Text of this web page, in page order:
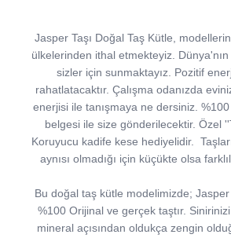
Jasper Taşı Doğal Taş Kütle,
ülkelerinden ithal etmekteyiz. Dünya'nın
sizler için sunmaktayız. Pozitif
rahatlatacaktır. Çalışma odanızda
enerjisi ile tanışmaya ne dersiniz.
belgesi ile size gönderilecektir. Özel
Koruyucu kadife kese hediyelidir.
aynısı olmadığı için küçükte olsa
Bu doğal taş kütle modelimizde; Jasper
%100 Orijinal ve gerçek taştır.
mineral açısından oldukça zengin